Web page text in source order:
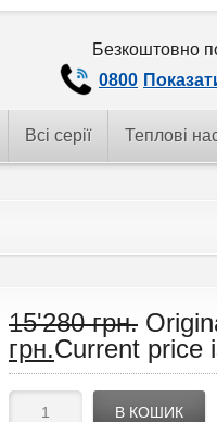
Безкоштовно
0800
Всі серії Теплові
15'280грн.
грн.Current price
В КОШИК